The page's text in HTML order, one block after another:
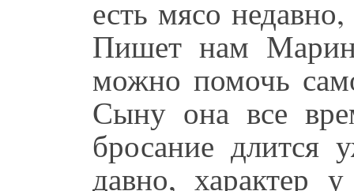
есть мясо
Пишет нам
можно помочь
Сыну она все
бросание длится
давно, характер